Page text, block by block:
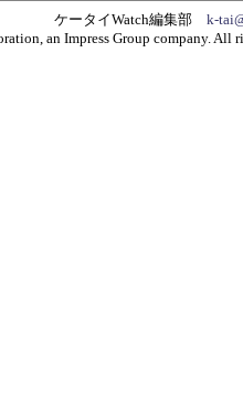
ケータイWatch編集部 k-
an Impress Group company. All